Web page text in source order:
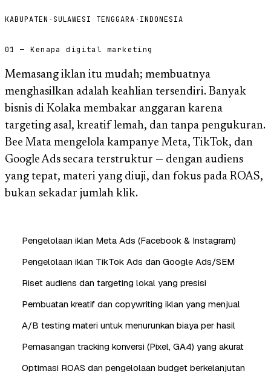
KABUPATEN · SULAWESI TENGGARA · INDONESIA
01 — Kenapa digital marketing
Memasang iklan itu mudah; membuatnya
menghasilkan adalah keahlian tersendiri. Banyak
bisnis di Kolaka membakar anggaran karena
targeting asal, kreatif lemah, dan tanpa pengukuran.
Bee Mata mengelola kampanye Meta, TikTok, dan
Google Ads secara terstruktur — dengan audiens
yang tepat, materi yang diuji, dan fokus pada ROAS,
bukan sekadar jumlah klik.
Pengelolaan iklan Meta Ads (Facebook & Instagram)
Pengelolaan iklan TikTok Ads dan Google Ads/SEM
Riset audiens dan targeting lokal yang presisi
Pembuatan kreatif dan copywriting iklan yang menjual
A/B testing materi untuk menurunkan biaya per hasil
Pemasangan tracking konversi (Pixel, GA4) yang akurat
Optimasi ROAS dan pengelolaan budget berkelanjutan